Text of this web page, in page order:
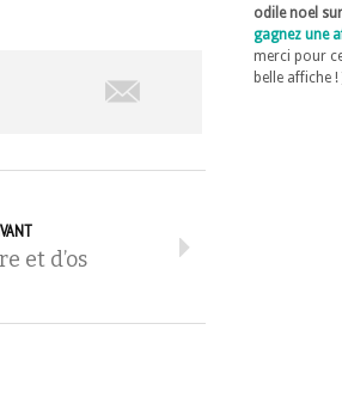
et d’os
odile noel sur
gagnez une
merci pour
belle affiche !